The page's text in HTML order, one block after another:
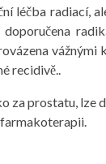
léčba radiací,
recidivě..
za prostatu,